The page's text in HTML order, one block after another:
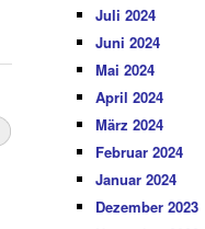
Juli 2024
Juni 2024
Mai 2024
April 2024
März 2024
Februar 2024
Januar 2024
Dezember 2023